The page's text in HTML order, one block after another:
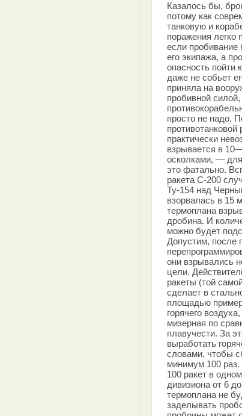
Казалось бы,
потому как
танковую и
поражения
если пробивание
его экипажа, а
опасность пойти
даже не собьет
приняла на
пробивной
просто не надо.
практически
взрывается в
осколками, — для
это фатально.
ракета С-200
Ту-154 над
взорвалась в 15
термоплана
дробина. И
можно будет
Допустим, после
они взрывались
цели.
ракеты (той
сделает в
площадью
горячего
мизерная по
плавучести. За
выработать
словами, чтобы
минимум 100 раз.
100 ракет в
дивизиона от 6
термоплана не
заделывать